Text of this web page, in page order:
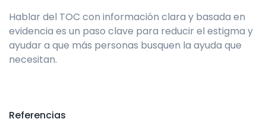
Hablar del TOC con información clara y basada en
evidencia es un paso clave para reducir el estigma y
ayudar a que más personas busquen la ayuda que
necesitan.
Referencias